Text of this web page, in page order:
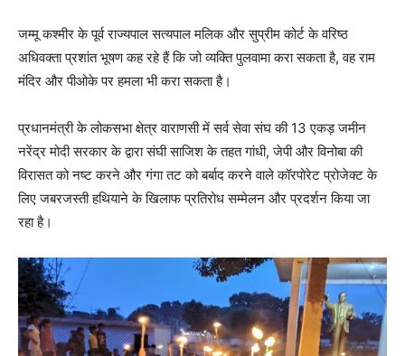
जम्मू कश्मीर के पूर्व राज्यपाल सत्यपाल मलिक और सुप्रीम कोर्ट के वरिष्ठ
अधिवक्ता प्रशांत भूषण कह रहे हैं कि जो व्यक्ति पुलवामा करा सकता है, वह राम
मंदिर और पीओके पर हमला भी करा सकता है।
प्रधानमंत्री के लोकसभा क्षेत्र वाराणसी में सर्व सेवा संघ की 13 एकड़ जमीन
नरेंद्र मोदी सरकार के द्वारा संघी साजिश के तहत गांधी, जेपी और विनोबा की
विरासत को नष्ट करने और गंगा तट को बर्बाद करने वाले कॉरपोरेट प्रोजेक्ट के
लिए जबरजस्ती हथियाने के खिलाफ प्रतिरोध सम्मेलन और प्रदर्शन किया जा
रहा है।